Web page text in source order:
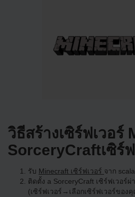
วิธีสร้างเซิร์ฟเวอร์
SorceryCraftเซิร์ฟ
รับ Minecraft เซิร์ฟเวอร์ จาก
ติดตั้ง a SorceryCraft เซิร์ฟเวอร์ผ่
(เซิร์ฟเวอร์→เลือกเซิร์ฟเวอร์ของ